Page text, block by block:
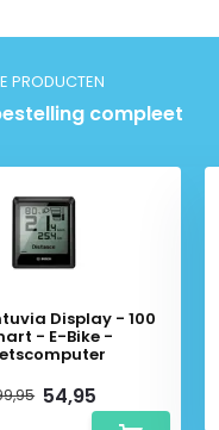
PRODUCTEN
compleet
Display - 100
- E-Bike -
54,95